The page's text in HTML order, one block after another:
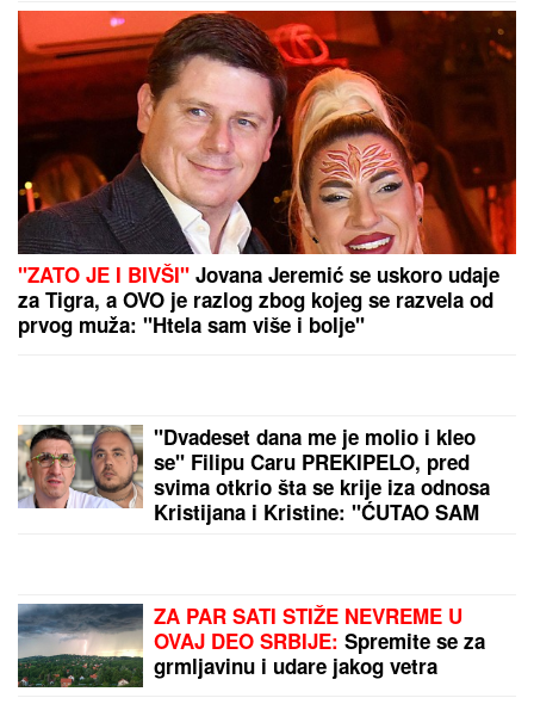
"ZATO JE I BIVŠI" Jovana Jeremić se uskoro udaje
za Tigra, a OVO je razlog zbog kojeg se razvela od
prvog muža: "Htela sam više i bolje"
"Dvadeset dana me je molio i kleo
se" Filipu Caru PREKIPELO, pred
svima otkrio šta se krije iza odnosa
Kristijana i Kristine: "ĆUTAO SAM
ZA PAR SATI STIŽE NEVREME U
OVAJ DEO SRBIJE: Spremite se za
grmljavinu i udare jakog vetra